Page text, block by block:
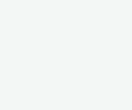
sich auf